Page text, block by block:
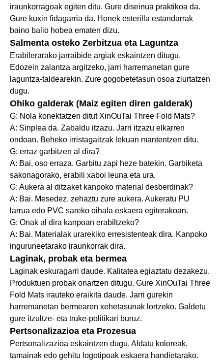
iraunkorragoak egiten ditu. Gure diseinua praktikoa da.
Gure kuxin fidagarria da. Honek esterilla estandarrak
baino balio hobea ematen dizu.
Salmenta osteko Zerbitzua eta Laguntza
Erabilerarako jarraibide argiak eskaintzen ditugu.
Edozein zalantza argitzeko, jarri harremanetan gure
laguntza-taldearekin. Zure gogobetetasun osoa ziurtatzen
dugu.
Ohiko galderak (Maiz egiten diren galderak)
G: Nola konektatzen ditut XinOuTai Three Fold Mats?
A: Sinplea da. Zabaldu itzazu. Jarri itzazu elkarren
ondoan. Beheko irristagaitzak lekuan mantentzen ditu.
G: erraz garbitzen al dira?
A: Bai, oso erraza. Garbitu zapi heze batekin. Garbiketa
sakonagorako, erabili xaboi leuna eta ura.
G: Aukera al ditzaket kanpoko material desberdinak?
A: Bai. Mesedez, zehaztu zure aukera. Aukeratu PU
larrua edo PVC sareko oihala eskaera egiterakoan.
G: Onak al dira kanpoan erabiltzeko?
A: Bai. Materialak urarekiko erresistenteak dira. Kanpoko
inguruneetarako iraunkorrak dira.
Laginak, probak eta bermea
Laginak eskuragarri daude. Kalitatea egiaztatu dezakezu.
Produktuen probak onartzen ditugu. Gure XinOuTai Three
Fold Mats irauteko eraikita daude. Jarri gurekin
harremanetan bermearen xehetasunak lortzeko. Galdetu
gure itzultze- eta truke-politikari buruz.
Pertsonalizazioa eta Prozesua
Pertsonalizazioa eskaintzen dugu. Aldatu koloreak,
tamainak edo gehitu logotipoak eskaera handietarako.